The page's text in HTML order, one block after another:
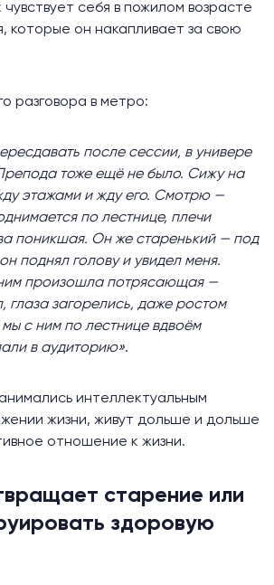
чувствует себя в пожилом возрасте
которые он накапливает за свою
разговора в метро:
после сессии, в универе
тоже ещё не было. Сижу на
этажами и жду его. Смотрю —
по лестнице, плечи
поникшая. Он же старенький — под
поднял голову и увидел меня.
произошла потрясающая —
глаза загорелись, даже ростом
с ним по лестнице вдвоём
в аудиторию».
интеллектуальным
жизни, живут дольше и дольше
отношение к жизни.
старение или
здоровую